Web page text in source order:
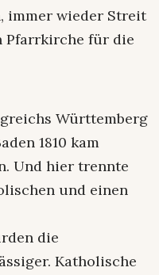
immer wieder Streit
Pfarrkirche für die
Württemberg
1810 kam
Und hier trennte
und einen
die
Katholische